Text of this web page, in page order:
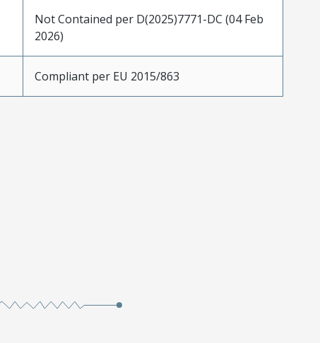
Not Contained per D(2025)7771-DC (04 Feb
2026)
Compliant per EU 2015/863